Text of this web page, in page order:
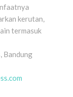
kerutan,
termasuk
Bandung